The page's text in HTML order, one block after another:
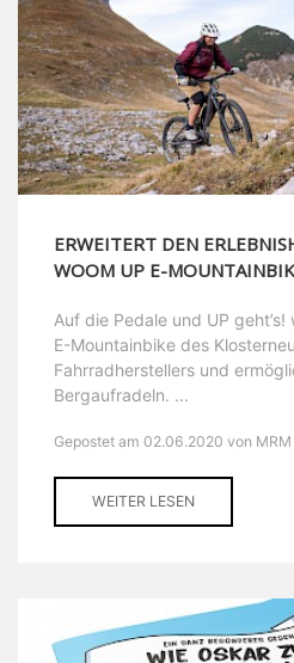
ERWEITERT DEN
WOOM UP E-
Auf die Pedale und UP
E-Mountainbike des
Fahrradherstellers und
Bergaufradeln. ...
Gepostet am 02.06.2020 von MRM |
WEITER LESEN